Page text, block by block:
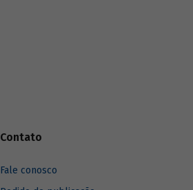
Contato
Fale conosco